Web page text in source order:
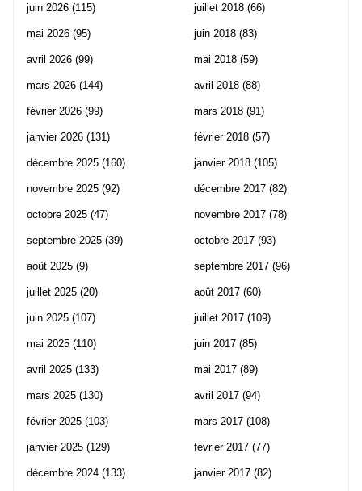
juin 2026 (115)
mai 2026 (95)
avril 2026 (99)
mars 2026 (144)
février 2026 (99)
janvier 2026 (131)
décembre 2025 (160)
novembre 2025 (92)
octobre 2025 (47)
septembre 2025 (39)
août 2025 (9)
juillet 2025 (20)
juin 2025 (107)
mai 2025 (110)
avril 2025 (133)
mars 2025 (130)
février 2025 (103)
janvier 2025 (129)
décembre 2024 (133)
juillet 2018 (66)
juin 2018 (83)
mai 2018 (59)
avril 2018 (88)
mars 2018 (91)
février 2018 (57)
janvier 2018 (105)
décembre 2017 (82)
novembre 2017 (78)
octobre 2017 (93)
septembre 2017 (96)
août 2017 (60)
juillet 2017 (109)
juin 2017 (85)
mai 2017 (89)
avril 2017 (94)
mars 2017 (108)
février 2017 (77)
janvier 2017 (82)